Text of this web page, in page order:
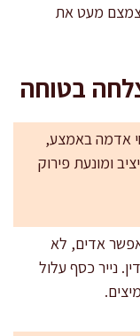
מעט את
בטוחה
אדמה באמצע,
ומונעת פירוק
מאפשר אדים, לא
נייר כסף עלול